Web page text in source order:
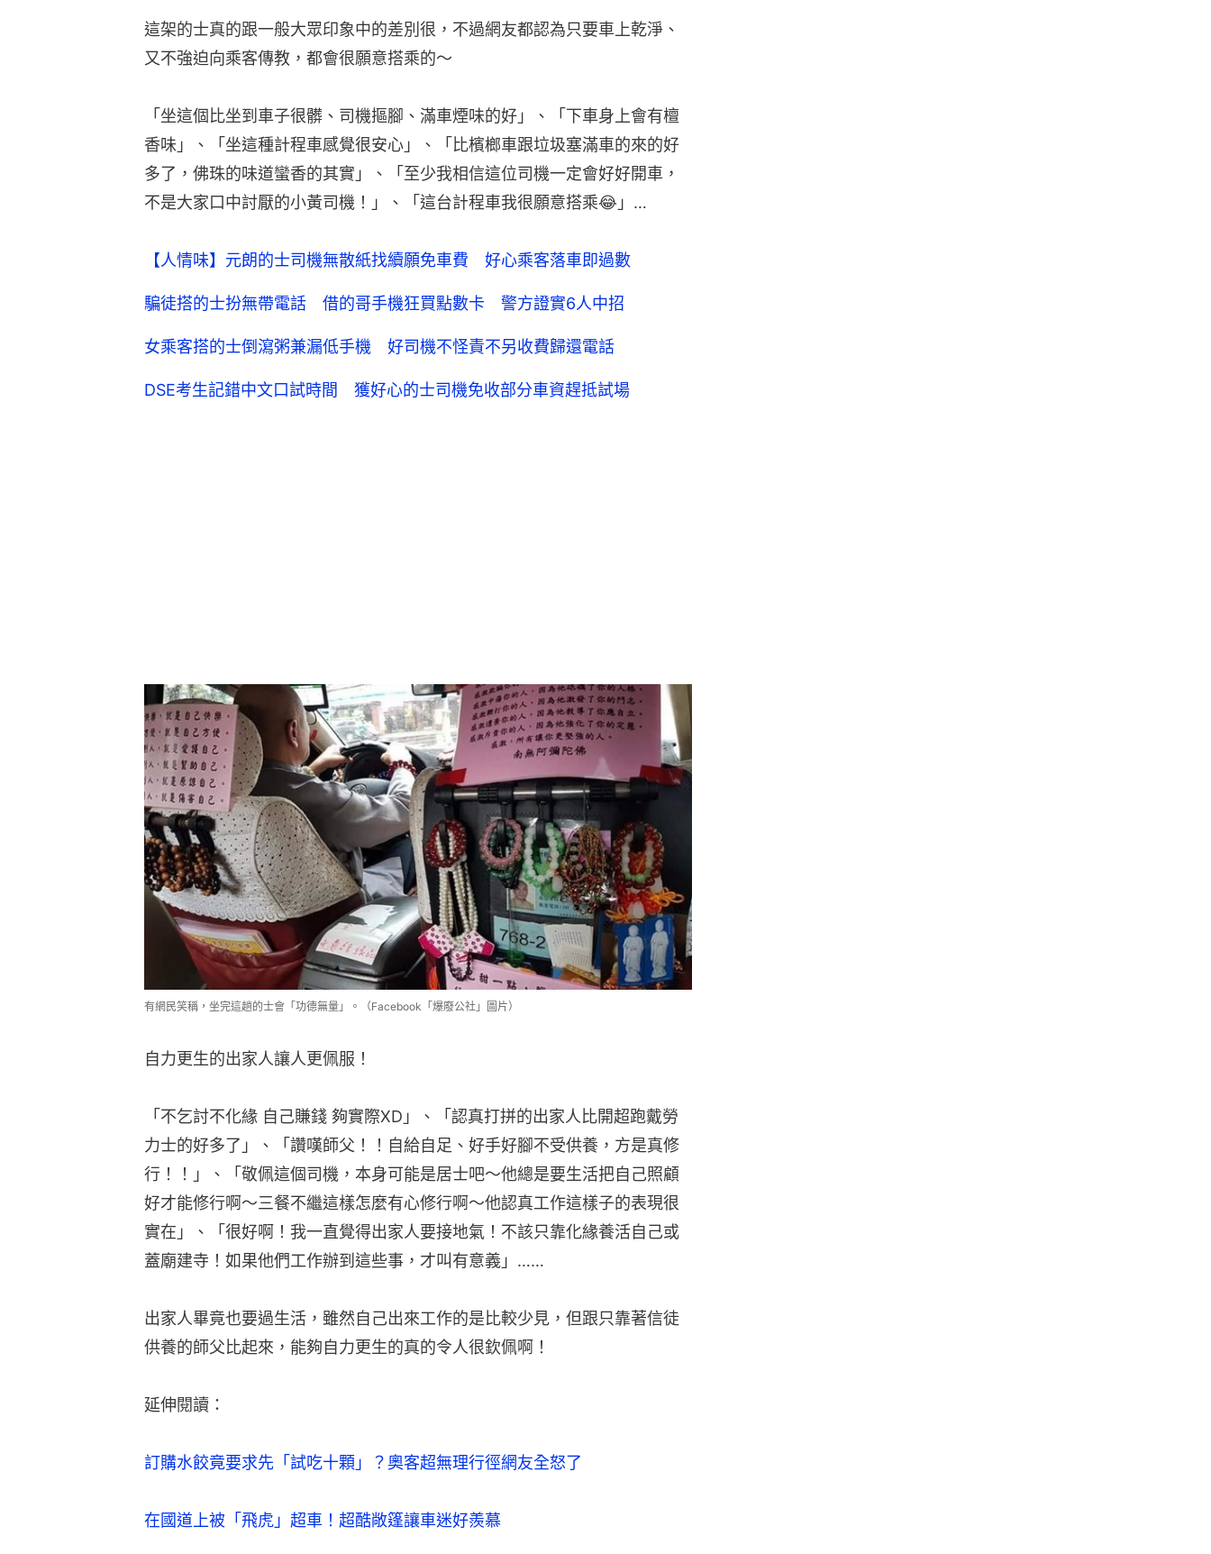
這架的士真的跟一般大眾印象中的差別很，不過網友都認為只要車上乾淨、
又不強迫向乘客傳教，都會很願意搭乘的～
「坐這個比坐到車子很髒、司機摳腳、滿車煙味的好」、「下車身上會有檀
香味」、「坐這種計程車感覺很安心」、「比檳榔車跟垃圾塞滿車的來的好
多了，佛珠的味道蠻香的其實」、「至少我相信這位司機一定會好好開車，
不是大家口中討厭的小黃司機！」、「這台計程車我很願意搭乘😂」…
【人情味】元朗的士司機無散紙找續願免車費 好心乘客落車即過數
騙徒搭的士扮無帶電話 借的哥手機狂買點數卡 警方證實6人中招
女乘客搭的士倒瀉粥兼漏低手機 好司機不怪責不另收費歸還電話
DSE考生記錯中文口試時間 獲好心的士司機免收部分車資趕抵試場
有網民笑稱，坐完這趟的士會「功德無量」。（Facebook「爆廢公社」圖片）
自力更生的出家人讓人更佩服！
「不乞討不化緣 自己賺錢 夠實際XD」、「認真打拼的出家人比開超跑戴勞
力士的好多了」、「讚嘆師父！！自給自足、好手好腳不受供養，方是真修
行！！」、「敬佩這個司機，本身可能是居士吧～他總是要生活把自己照顧
好才能修行啊～三餐不繼這樣怎麼有心修行啊～他認真工作這樣子的表現很
實在」、「很好啊！我一直覺得出家人要接地氣！不該只靠化緣養活自己或
蓋廟建寺！如果他們工作辦到這些事，才叫有意義」……
出家人畢竟也要過生活，雖然自己出來工作的是比較少見，但跟只靠著信徒
供養的師父比起來，能夠自力更生的真的令人很欽佩啊！
延伸閱讀：
訂購水餃竟要求先「試吃十顆」？奧客超無理行徑網友全怒了
在國道上被「飛虎」超車！超酷敞篷讓車迷好羨慕